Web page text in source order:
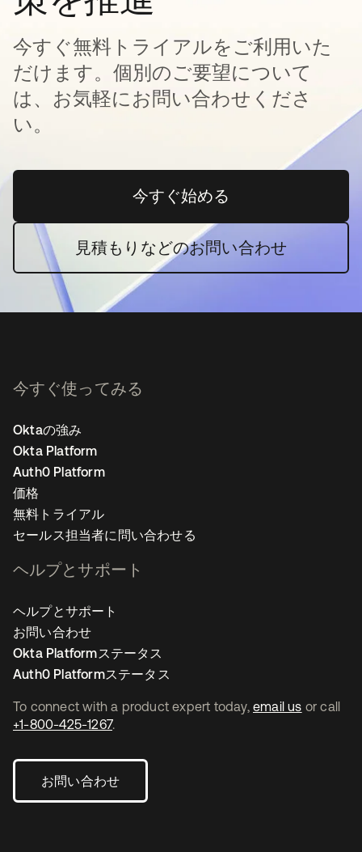
今すぐ無料トライアルをご利用いた
だけます。個別のご要望について
は、お気軽にお問い合わせくださ
い。
今すぐ始める新しいタブで開く
見積もりなどのお問い合わせ
To connect with a product expert today, email us or call
+1-800-425-1267.
お問い合わせ
今すぐ使ってみる
Oktaの強み
Okta Platform
Auth0 Platform
価格
無料トライアル
セールス担当者に問い合わせる
ヘルプとサポート
ヘルプとサポート
お問い合わせ
Okta Platformステータス
Auth0 Platformステータス